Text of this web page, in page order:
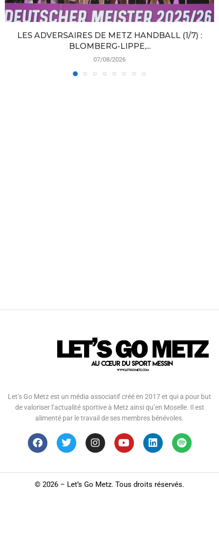
LES ADVERSAIRES DE METZ HANDBALL (1/7) :
BLOMBERG-LIPPE,...
07/08/2026
Let’s Go Metz est un média associatif créé en 2017 et qui a pour but
de valoriser l’actualité sportive à Metz ainsi qu’en Moselle. Il est
alimenté par le travail de ses membres bénévoles.
© 2026 – Let’s Go Metz. Tous droits réservés.